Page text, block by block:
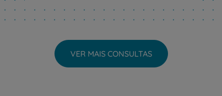
VER MAIS CONSULTAS